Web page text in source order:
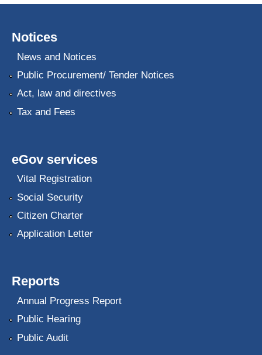
Notices
News and Notices
Public Procurement/ Tender Notices
Act, law and directives
Tax and Fees
eGov services
Vital Registration
Social Security
Citizen Charter
Application Letter
Reports
Annual Progress Report
Public Hearing
Public Audit